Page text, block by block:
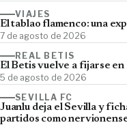
VIAJES
El tablao flamenco: una
7 de agosto de 2026
REAL BETIS
El Betis vuelve a fijarse
5 de agosto de 2026
SEVILLA FC
Juanlu deja el Sevilla y
partidos como